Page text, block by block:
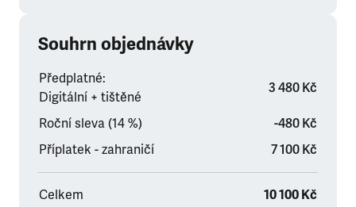
Souhrn objednávky
Předplatné:
Digitální + tištěné
3 480 Kč
Roční sleva (14 %)
-480 Kč
Příplatek - zahraničí
7 100 Kč
Celkem 10 100 Kč